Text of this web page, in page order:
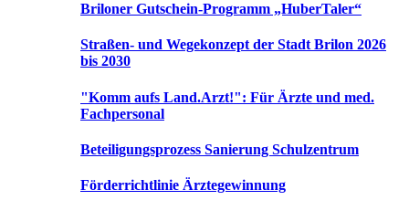
Briloner Gutschein-Programm „HuberTaler“
Straßen- und Wegekonzept der Stadt Brilon 2026
bis 2030
"Komm aufs Land.Arzt!": Für Ärzte und med.
Fachpersonal
Beteiligungsprozess Sanierung Schulzentrum
Förderrichtlinie Ärztegewinnung